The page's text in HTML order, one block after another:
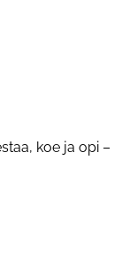
koe ja opi –